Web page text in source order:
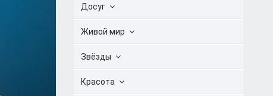
Досуг
Живой мир
Звёзды
Красота